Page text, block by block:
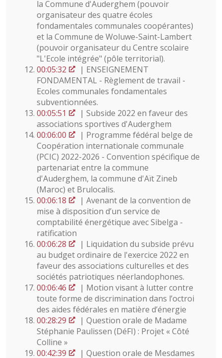
la Commune d'Auderghem (pouvoir
organisateur des quatre écoles
fondamentales communales coopérantes)
et la Commune de Woluwe-Saint-Lambert
(pouvoir organisateur du Centre scolaire
"L'Ecole intégrée" (pôle territorial).
00:05:32
| ENSEIGNEMENT
FONDAMENTAL - Règlement de travail -
Ecoles communales fondamentales
subventionnées.
00:05:51
| Subside 2022 en faveur des
associations sportives d'Auderghem
00:06:00
| Programme fédéral belge de
Coopération internationale communale
(PCIC) 2022-2026 - Convention spécifique de
partenariat entre la commune
d'Auderghem, la commune d'Aït Zineb
(Maroc) et Brulocalis.
00:06:18
| Avenant de la convention de
mise à disposition d’un service de
comptabilité énergétique avec Sibelga -
ratification
00:06:28
| Liquidation du subside prévu
au budget ordinaire de l'exercice 2022 en
faveur des associations culturelles et des
sociétés patriotiques néerlandophones.
00:06:46
| Motion visant à lutter contre
toute forme de discrimination dans l’octroi
des aides fédérales en matière d’énergie
00:28:29
| Question orale de Madame
Stéphanie Paulissen (DéFI) : Projet « Côté
Colline »
00:42:39
| Question orale de Mesdames